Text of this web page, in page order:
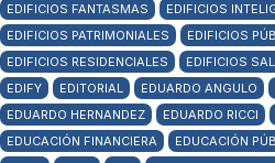
EDIFICIOS FANTASMAS
EDIFICIOS
EDIFICIOS PATRIMONIALES
EDIFICIOS
EDIFICIOS RESIDENCIALES
EDIFICIOS
EDIFY
EDITORIAL EDUARDO ANGULO
EDUARDO HERNANDEZ
EDUARDO RICCI
EDUCACIÓN FINANCIERA
EDUCACIÓN